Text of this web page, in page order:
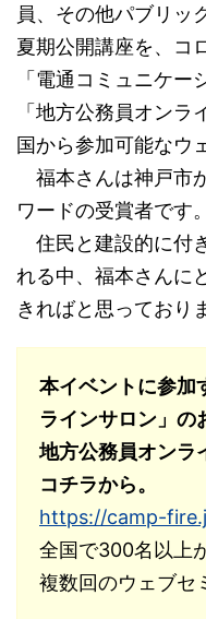
員、その他パブリッ
夏期公開講座を、コ
「電通コミュニケ
「地方公務員オン
国から参加可能なウ
福本さんは神戸市
ワードの受賞者です
住民と建設的に付
れる中、福本さんに
きればと思っており
本イベントに参加
ラインサロン」
地方公務員オンラ
コチラから。
https://camp-
全国で300名以上
複数回のウェブセ